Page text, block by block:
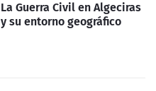
La Guerra Civil en Algeciras
y su entorno geográfico